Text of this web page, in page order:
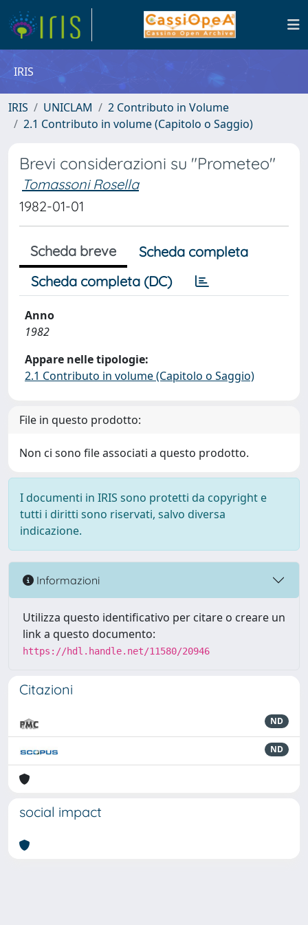
IRIS
IRIS UNICLAM
2 Contributo in Volume
2.1 Contributo in volume (Capitolo o Saggio)
Brevi considerazioni su "Prometeo"
Tomassoni Rosella
1982-01-01
Scheda breve
Scheda completa
Scheda completa (DC)
Anno
1982
Appare nelle tipologie:
2.1 Contributo in volume (Capitolo o Saggio)
File in questo prodotto:
Non ci sono file associati a questo prodotto.
I documenti in IRIS sono protetti da copyright e
tutti i diritti sono riservati, salvo diversa
indicazione.
Informazioni
Utilizza questo identificativo per citare o creare un
link a questo documento:
https://hdl.handle.net/11580/20946
Citazioni
ND
ND
social impact